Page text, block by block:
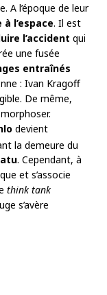
A l’époque de leur
l’espace. Il est
l’accident qui
une fusée
entraînés
: Ivan Kragoff
De même,
devient
la demeure du
. Cependant, à
et s’associe
think tank
s’avère